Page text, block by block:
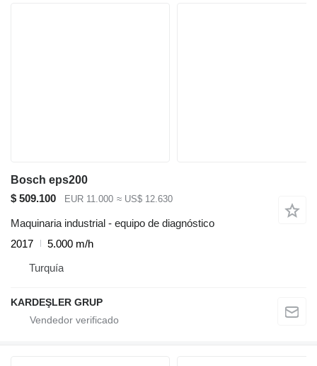
Bosch eps200
$ 509.100
EUR 11.000 ≈ US$ 12.630
Maquinaria industrial - equipo de diagnóstico
2017
5.000 m/h
Turquía
KARDEŞLER GRUP